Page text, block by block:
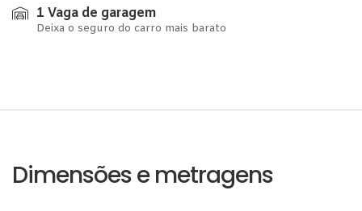
1 Vaga de garagem
Deixa o seguro do carro mais barato
Dimensões e metragens